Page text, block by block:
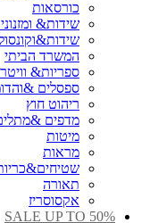
כורסאות
שידות& ומזנוני
המשרד הביתי
ספריות&
ספסלים
ריהוט חוץ
מדפים
מיטות
מראות
תאורה
אקסוסריז
SALE UP TO 50%